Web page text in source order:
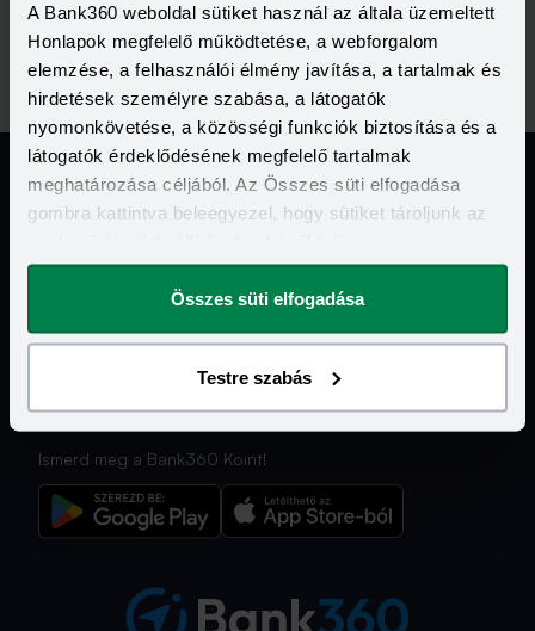
A Bank360 weboldal sütiket használ az általa üzemeltett
Honlapok megfelelő működtetése, a webforgalom
elemzése, a felhasználói élmény javítása, a tartalmak és
hirdetések személyre szabása, a látogatók
nyomonkövetése, a közösségi funkciók biztosítása és a
látogatók érdeklődésének megfelelő tartalmak
meghatározása céljából. Az Összes süti elfogadása
gombra kattintva beleegyezel, hogy sütiket tároljunk az
megváltoztathatod.
Összes süti elfogadása
Testre szabás
Telefonszám:
+36 1 889 22 00
Jogi Dokumentumok
További szolgáltatásaink
Ismerd meg a Bank360 Koint!